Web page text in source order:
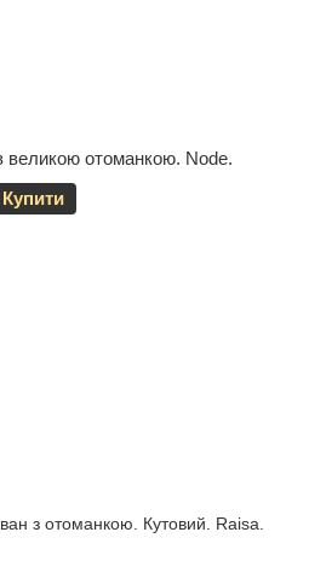
великою отоманкою. Node.
Купити